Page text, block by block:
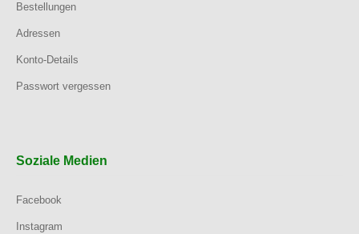
Bestellungen
Adressen
Konto-Details
Passwort vergessen
Soziale Medien
Facebook
Instagram